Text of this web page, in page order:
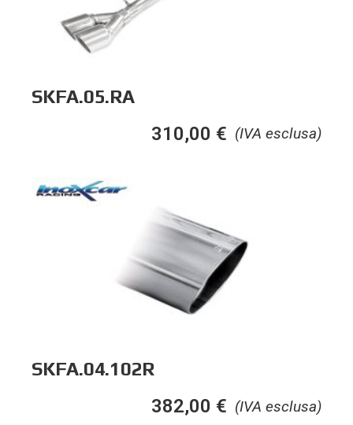
SKFA.05.RA
(IVA esclusa)
310,00 €
SKFA.04.102R
(IVA esclusa)
382,00 €